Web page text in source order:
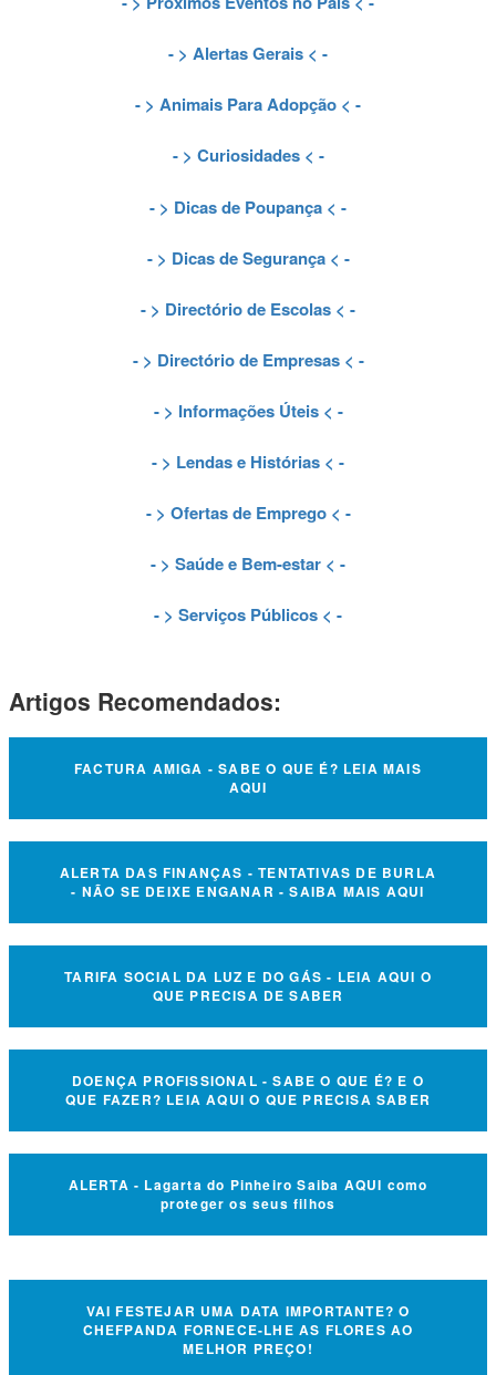
- > Alertas Gerais < -
- > Animais Para Adopção < -
- > Curiosidades< -
- > Dicas de Poupança < -
- > Dicas de Segurança< -
- > Directório de Escolas < -
- > Directório de Empresas< -
- > Informações Úteis< -
- > Lendas e Histórias < -
- > Ofertas de Emprego< -
- > Saúde e Bem-estar < -
- > Serviços Públicos < -
Artigos Recomendados:
FACTURA AMIGA - SABE O QUE É? LEIA MAIS
AQUI
ALERTA DAS FINANÇAS - TENTATIVAS DE BURLA
- NÃO SE DEIXE ENGANAR - SAIBA MAIS AQUI
TARIFA SOCIAL DA LUZ E DO GÁS - LEIA AQUI O
QUE PRECISA DE SABER
DOENÇA PROFISSIONAL - SABE O QUE É? E O
QUE FAZER? LEIA AQUI O QUE PRECISA SABER
ALERTA - Lagarta do Pinheiro Saiba AQUI como
proteger os seus filhos
VAI FESTEJAR UMA DATA IMPORTANTE? O
CHEFPANDA FORNECE-LHE AS FLORES AO
MELHOR PREÇO!